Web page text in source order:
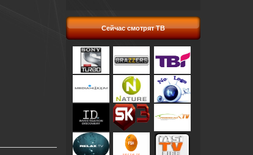
Сейчас смотрят ТВ